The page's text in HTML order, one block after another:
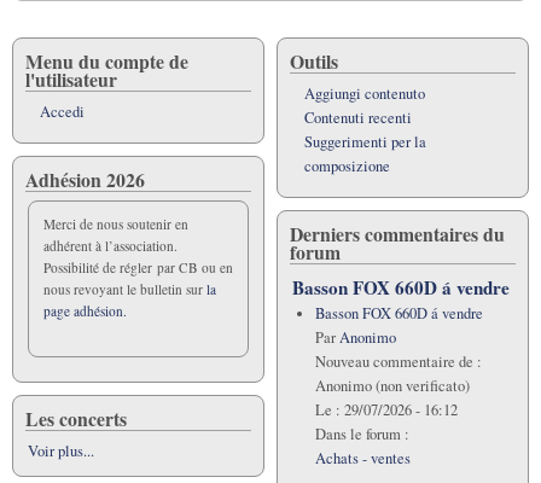
Menu du compte de
l'utilisateur
Accedi
Adhésion 2026
Merci de nous soutenir en
adhérent à l’association.
Possibilité de régler par CB ou en
nous revoyant le bulletin sur la
page adhésion.
Les concerts
Voir plus...
Outils
Aggiungi contenuto
Contenuti recenti
Suggerimenti per la
composizione
Derniers commentaires du
forum
Basson FOX 660D á vendre
Basson FOX 660D á vendre
ParAnonimo
Nouveau commentaire de :
Anonimo (non verificato)
Le : 29/07/2026 - 16:12
Dans le forum :
Achats - ventes